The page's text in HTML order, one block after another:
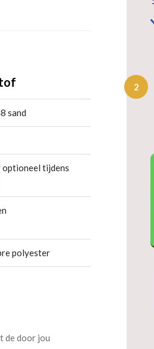
sand
optioneel tijdens
polyester
de door jou
2